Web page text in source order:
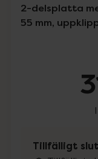
2-delsplatta
55 mm,
Tillfälligt slut